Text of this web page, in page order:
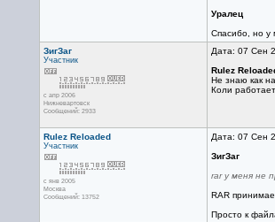
Уралец
Спасибо, но у
ЗигЗаг
Участник
с апр 2006
Нижневартовск
Сообщений: 2933
Дата: 07 Сен
Rulez
Не знаю как
Коли
Rulez Reloaded
Участник
с янв 2005
Москва
Сообщений: 13752
Дата: 07 Сен
ЗигЗаг
rar у меня не
RAR
Просто к